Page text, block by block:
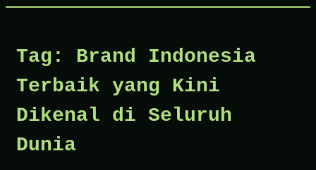
Tag: Brand Indonesia
Terbaik yang Kini
Dikenal di Seluruh
Dunia